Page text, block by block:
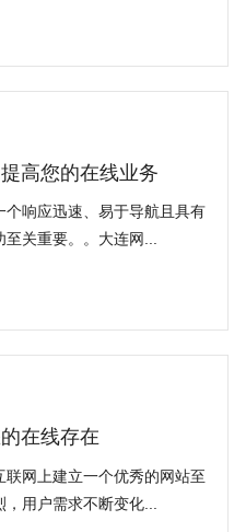
高您的在线业务
响应迅速、易于导航且具有
至关重要。。大连网...
在线存在
网上建立一个优秀的网站至
用户需求不断变化...